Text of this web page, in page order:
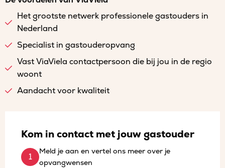
Het grootste netwerk professionele gastouders in
Nederland
Specialist in gastouderopvang
Vast ViaViela contactpersoon die bij jou in de regio
woont
Aandacht voor kwaliteit
Kom in contact met jouw gastouder
Meld je aan en vertel ons meer over je
opvangwensen